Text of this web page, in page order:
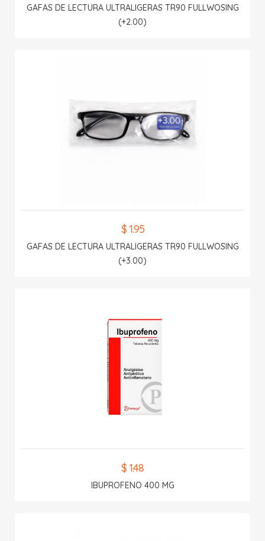
GAFAS DE LECTURA ULTRALIGERAS TR90 FULLWOSING
(+2.00)
$ 1.95
GAFAS DE LECTURA ULTRALIGERAS TR90 FULLWOSING
(+3.00)
$ 1.48
IBUPROFENO 400 MG